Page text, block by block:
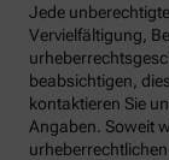
Jede
Vervielfältigung,
beabsichtigen,
kontaktieren Sie
Angaben. Soweit